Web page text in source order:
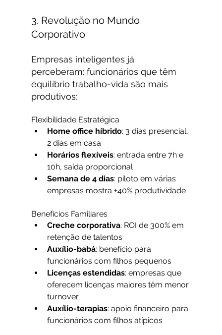
3. Revolução no Mundo
Corporativo
Empresas inteligentes já
perceberam: funcionários que têm
equilíbrio trabalho-vida são mais
produtivos:
Flexibilidade Estratégica
Home office híbrido: 3 dias presencial,
2 dias em casa
Horários flexíveis: entrada entre 7h e
10h, saída proporcional
Semana de 4 dias: piloto em várias
empresas mostra +40% produtividade
Benefícios Familiares
Creche corporativa: ROI de 300% em
retenção de talentos
Auxílio-babá: benefício para
funcionários com filhos pequenos
Licenças estendidas: empresas que
oferecem licenças maiores têm menor
turnover
Auxílio-terapias: apoio financeiro para
funcionários com filhos atípicos